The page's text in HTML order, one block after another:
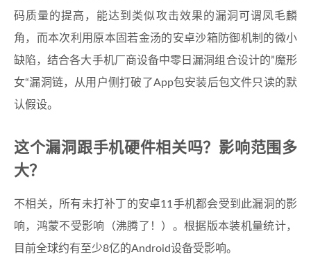
码质量的提高，能达到类似攻击效果的漏洞可谓凤毛麟
角，而本次利用原本固若金汤的安卓沙箱防御机制的微小
缺陷，结合各大手机厂商设备中零日漏洞组合设计的”魔形
女“漏洞链，从用户侧打破了App包安装后包文件只读的默
认假设。
这个漏洞跟手机硬件相关吗？影响范围多
大？
不相关，所有未打补丁的安卓11手机都会受到此漏洞的影
响，鸿蒙不受影响（沸腾了！）。根据版本装机量统计，
目前全球约有至少8亿的Android设备受影响。